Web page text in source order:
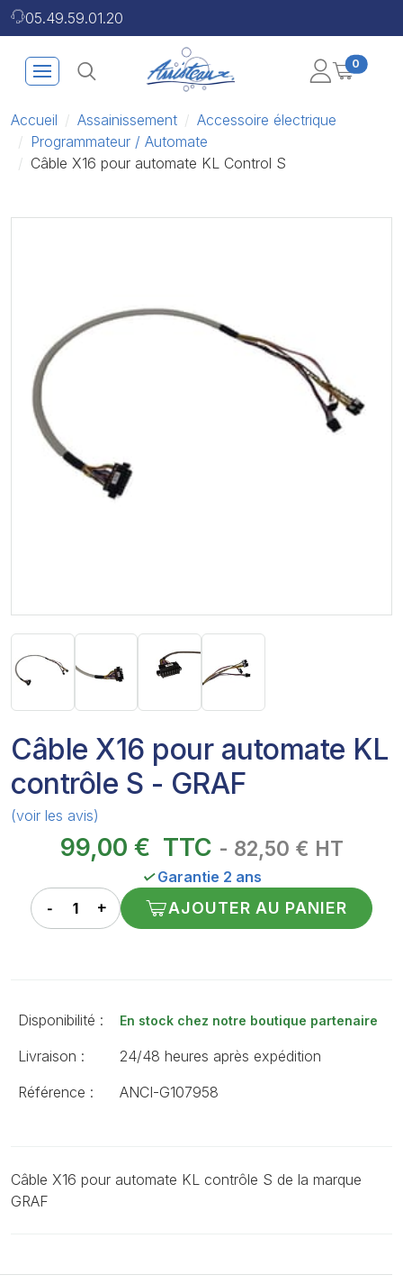
05.49.59.01.20
0
Accueil Assainissement
Accessoire électrique
Programmateur / Automate
Câble X16 pour automate KL Control S
Câble X16 pour automate KL
contrôle S - GRAF
(voir les avis)
99,00 € TTC - 82,50 € HT
✓Garantie 2 ans
AJOUTER AU PANIER
Disponibilité : En stock chez notre boutique partenaire
Livraison :
24/48 heures après expédition
Référence :
ANCI-G107958
Câble X16 pour automate KL contrôle S de la marque
GRAF